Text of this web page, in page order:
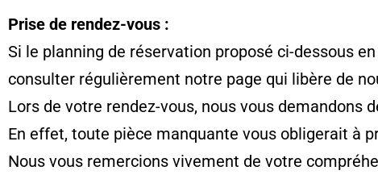
Prise de rendez-vous :
Si le planning de réservation proposé ci-dessous
consulter régulièrement notre page qui libère de
Lors de votre rendez-vous, nous vous demandons
En effet, toute pièce manquante vous obligerait à
Nous vous remercions vivement de votre